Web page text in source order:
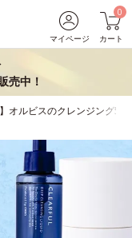
マイページ
0
カート
売中！
】オルビスのクレンジング5